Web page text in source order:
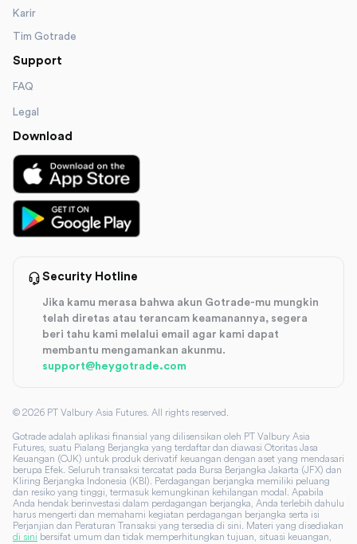
Karir
Tim Gotrade
Support
FAQ
Legal
Download
Security Hotline
Jika kamu merasa bahwa akun Gotrade-mu mungkin
telah diretas atau terancam keamanannya, segera
beri tahu kami melalui email agar kami dapat
membantu mengamankan akunmu.
support@heygotrade.com
© 2026 PT Valbury Asia Futures. All rights reserved.
Gotrade adalah aplikasi finansial yang dilisensikan oleh PT Valbury Asia
Futures, suatu Pialang Berjangka yang terdaftar dan diawasi Otoritas Jasa
Keuangan (OJK) untuk produk derivatif keuangan dengan aset yang mendasari
berupa Efek. Seluruh transaksi tercatat pada Bursa Berjangka Jakarta (JFX) dan
Kliring Berjangka Indonesia (KBI). Perdagangan berjangka memiliki peluang
dan resiko yang tinggi, termasuk kemungkinan kehilangan modal. Apabila
Anda hendak berinvestasi dalam perdagangan berjangka, Anda terlebih dahulu
harus mengerti dan memahami kegiatan perdagangan berjangka serta isi
Perjanjian dan Peraturan Transaksi yang tersedia di sini. Materi yang disediakan
di sini bersifat umum dan tidak memperhitungkan tujuan, situasi keuangan,